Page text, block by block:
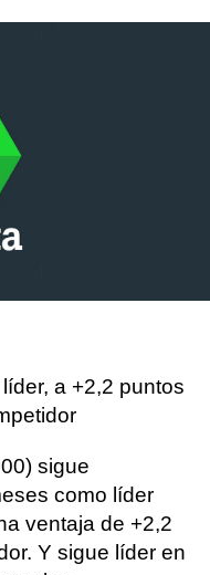
líder, a +2,2 puntos
sigue
como líder
ventaja de +2,2
Y sigue líder en